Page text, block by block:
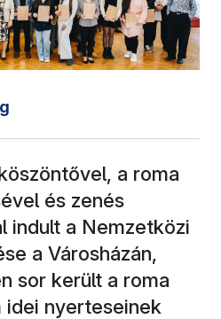
a roma
és zenés
indult a Nemzetközi
a Városházán,
sor került a roma
idei nyerteseinek